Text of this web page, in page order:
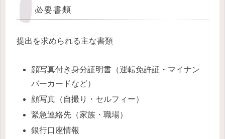
必要書類
提出を求められる主な書類
顔写真付き身分証明書（運転免許証・マイナン
バーカードなど）
顔写真（自撮り・セルフィー）
緊急連絡先（家族・職場）
銀行口座情報